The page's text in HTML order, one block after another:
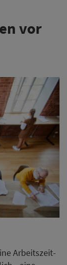
vor
Arbeitszeit-